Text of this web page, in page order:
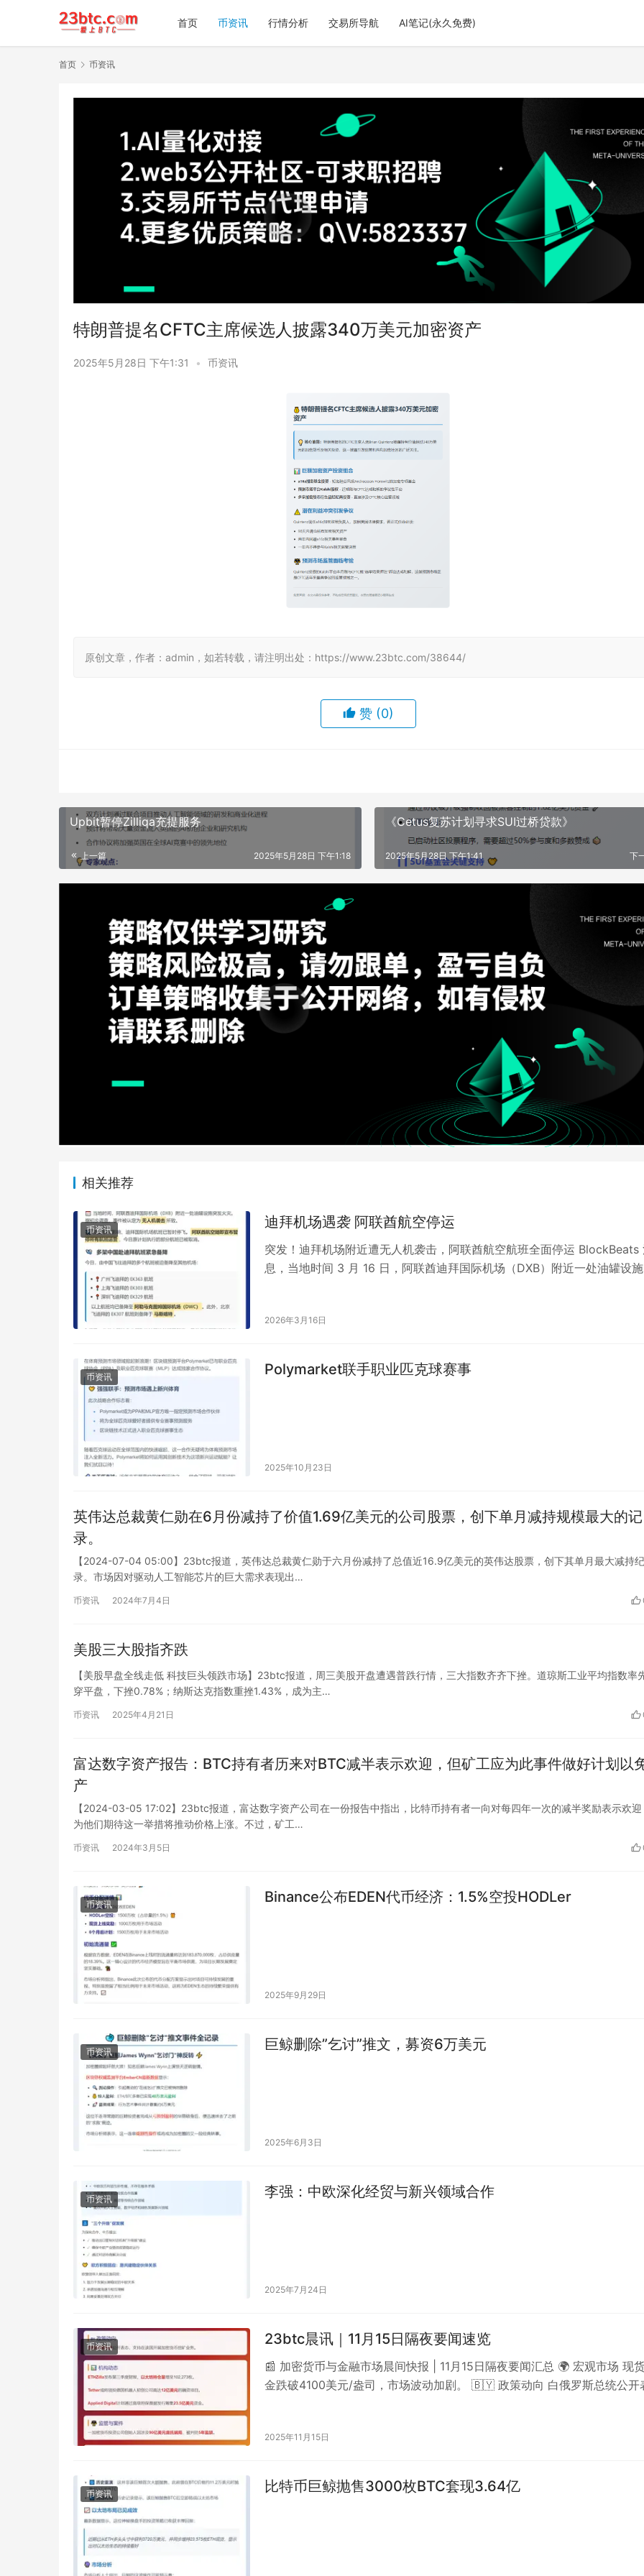
首页 币资讯 行情分析 交易所导航 AI笔记(永久免费)
首页 币资讯
特朗普提名CFTC主席候选人披露340万美元加密资产
2025年5月28日 下午1:31 • 币资讯
原创文章，作者：admin，如若转载，请注明出处：https://www.23btc.com/38644/
赞 (0)
Upbit暂停Zilliqa充提服务
上一篇 2025年5月28日 下午1:18
《Cetus复苏计划寻求SUI过桥贷款》
下
2025年5月28日 下午1:41
相关推荐
币资讯 迪拜机场遇袭 阿联酋航空停运
突发！迪拜机场附近遭无人机袭击，阿联酋航空航班全面停运 BlockBeats
息，当地时间 3 月 16 日，阿联酋迪拜国际机场（DXB）附近一处油罐设
2026年3月16日
币资讯 Polymarket联手职业匹克球赛事
2025年10月23日
英伟达总裁黄仁勋在6月份减持了价值1.69亿美元的公司股票，创下单月减持规模最大的记
录。
【2024-07-04 05:00】23btc报道，英伟达总裁黄仁勋于六月份减持了总值近16.9亿美元的英伟达股票，创下其单月最大减持纪
录。市场因对驱动人工智能芯片的巨大需求表现出…
币资讯 2024年7月4日
美股三大股指齐跌
【美股早盘全线走低 科技巨头领跌市场】23btc报道，周三美股开盘遭遇普跌行情，三大指数齐齐下挫。道琼斯工业平均指数率
穿平盘，下挫0.78%；纳斯达克指数重挫1.43%，成为主…
币资讯 2025年4月21日
富达数字资产报告：BTC持有者历来对BTC减半表示欢迎，但矿工应为此事件做好计划以
产
【2024-03-05 17:02】23btc报道，富达数字资产公司在一份报告中指出，比特币持有者一向对每四年一次的减半奖励表示欢迎
为他们期待这一举措将推动价格上涨。不过，矿工…
币资讯 2024年3月5日
币资讯 Binance公布EDEN代币经济：1.5%空投HODLer
2025年9月29日
币资讯 巨鲸删除”乞讨”推文，募资6万美元
2025年6月3日
币资讯 李强：中欧深化经贸与新兴领域合作
2025年7月24日
币资讯 23btc晨讯｜11月15日隔夜要闻速览
📰 加密货币与金融市场晨间快报 | 11月15日隔夜要闻汇总 🌍 宏观市场 现
金跌破4100美元/盎司，市场波动加剧。 🇧🇾 政策动向 白俄罗斯总统公开
2025年11月15日
币资讯 比特币巨鲸抛售3000枚BTC套现3.64亿